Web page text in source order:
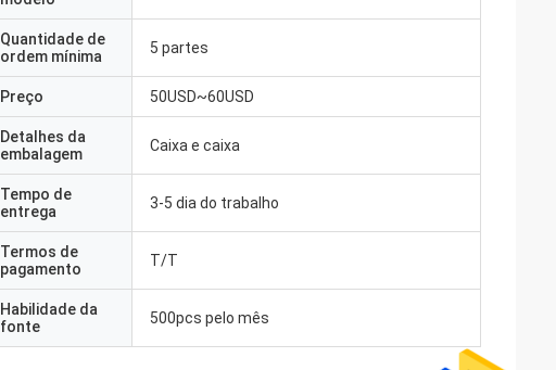
Quantidade de
ordem mínima
5 partes
Preço 50USD~60USD
Detalhes da
embalagem
Caixa e caixa
Tempo de
entrega
3-5 dia do trabalho
Termos de
pagamento
T/T
Habilidade da
fonte
500pcs pelo mês